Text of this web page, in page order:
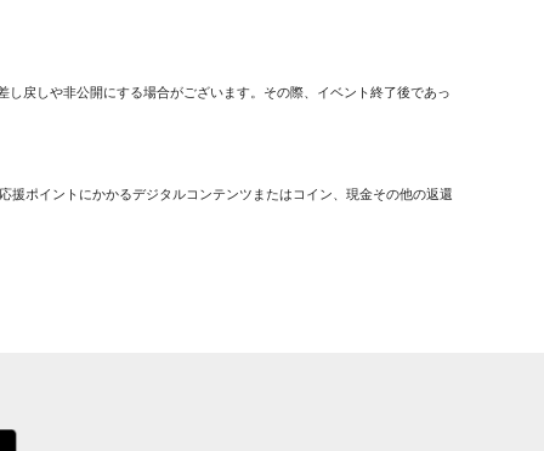
戻しや非公開にする場合がございます。その際、イベント終了後であっ
ポイントにかかるデジタルコンテンツまたはコイン、現金その他の返還